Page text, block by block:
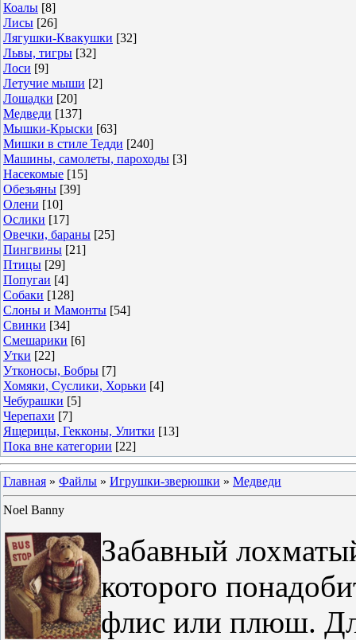
Коалы [8]
Лисы [26]
Лягушки-Квакушки [32]
Львы, тигры [32]
Лоси [9]
Летучие мыши [2]
Лошадки [20]
Медведи [137]
Мышки-Крыски [63]
Мишки в стиле Тедди [240]
Машины, самолеты, пароходы [3]
Насекомые [15]
Обезьяны [39]
Олени [10]
Ослики [17]
Овечки, бараны [25]
Пингвины [21]
Птицы [29]
Попугаи [4]
Собаки [128]
Слоны и Мамонты [54]
Свинки [34]
Смешарики [6]
Утки [22]
Утконосы, Бобры [7]
Хомяки, Суслики, Хорьки [4]
Чебурашки [5]
Черепахи [7]
Ящерицы, Гекконы, Улитки [13]
Пока вне категории [22]
Главная » Файлы » Игрушки-зверюшки » Медведи
Noel Banny
Забавный
которого
флис или плюш.